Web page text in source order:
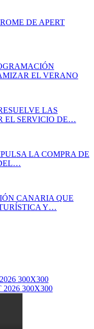
DE APERT
EL VERANO
LAS
EL SERVICIO DE…
LA COMPRA DE
CANARIA QUE
Y…